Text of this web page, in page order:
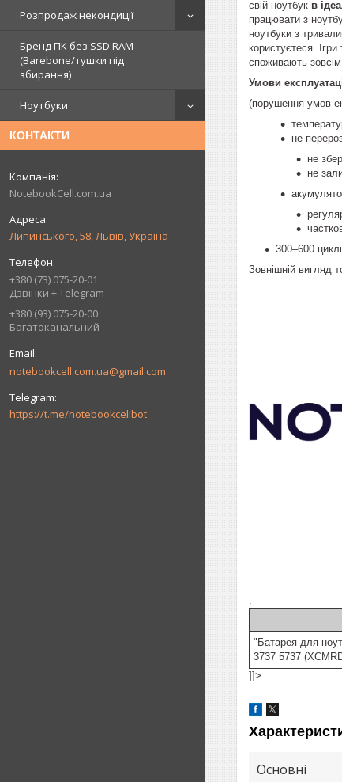
Розпродаж некондиції
Бренд ПК без SSD RAM
(Barebone/тушки під
збирання)
Ноутбуки
КОНТАКТИ
NotebookCell.com.ua
Липинського, 58, Львів, Україна
+380 (73) 075-20-01
Дзвінки + Telegram
+380 (93) 075-20-00
Багатоканальний
notebookcell.com.ua@gmail.com
https://t.me/notebookcellbot
свій ноутбук в
працювати з
ноутбуки з
користуєтеся.
споживають зовсім
Умови
(порушення умов
не
не
не
300–600
Зовнішній вигляд
.
"Батарея для
3737 5737
]]>
Основні